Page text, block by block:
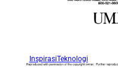
InspirasiTeknologi